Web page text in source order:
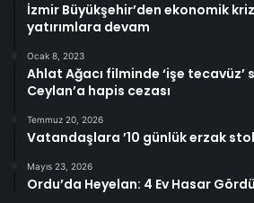
İzmir Büyükşehir’den ekonomik
yatırımlara devam
Ocak 8, 2023
Ahlat Ağacı filminde ‘işe tecavüz’
Ceylan’a hapis cezası
Temmuz 20, 2026
Vatandaşlara ’10 günlük erzak
Mayıs 23, 2026
Ordu’da Heyelan: 4 Ev Hasar Gördü